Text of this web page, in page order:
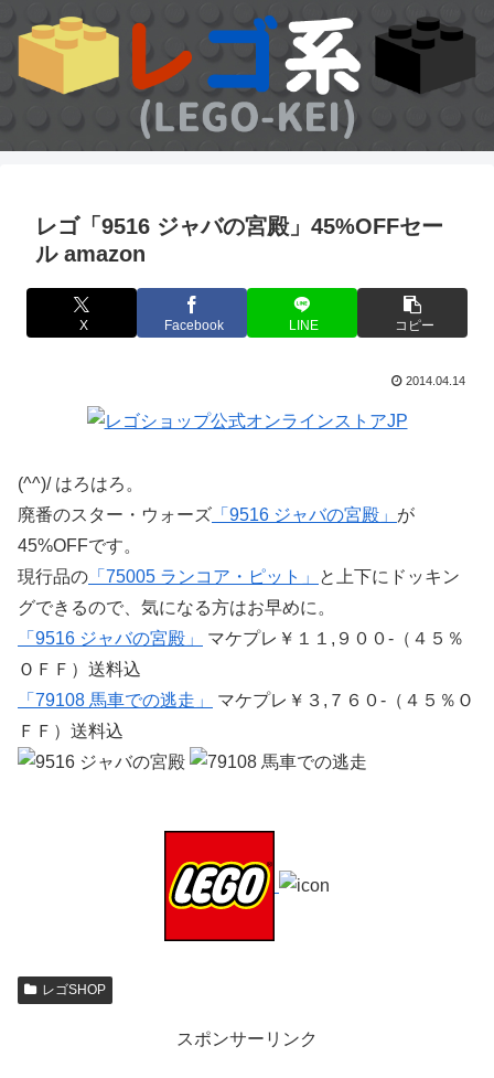
レゴ「9516 ジャバの宮殿」45%OFFセー
ル amazon
X Facebook LINE コピー
2014.04.14
(^^)/ はろはろ。
廃番のスター・ウォーズ 「9516 ジャバの宮殿」 が
45%OFFです。
現行品の 「75005 ランコア・ピット」
と上下にドッキン
グできるので、気になる方はお早めに。
「9516 ジャバの宮殿」
マケプレ￥１１,９００-（４５％
ＯＦＦ）送料込
「79108 馬車での逃走」
マケプレ￥３,７６０-（４５％Ｏ
ＦＦ）送料込
レゴSHOP
スポンサーリンク